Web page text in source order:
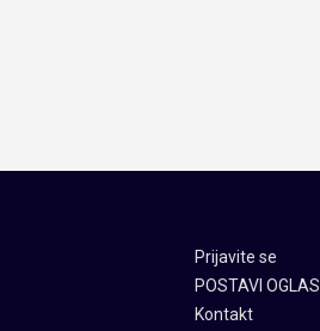
Prijavite se
POSTAVI OGLAS
Kontakt